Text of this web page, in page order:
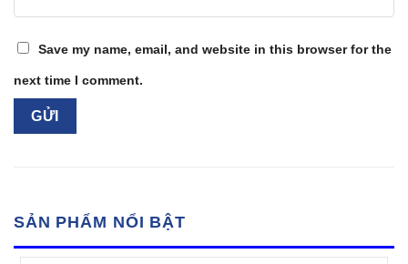
Save my name, email, and website in this browser for the
next time I comment.
SẢN PHẨM NỔI BẬT